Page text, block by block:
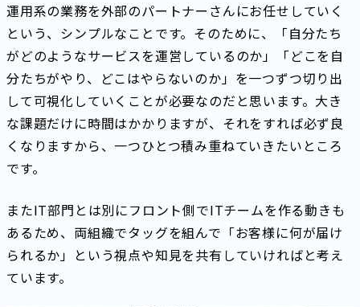
運用系の業務を外部のパートナーさんにお任せしていく
という、シンプルなことです。そのために、「自分たち
がどのようなサービスを運営しているのか」「どこを自
分たちがやり、どこはやらないのか」を一つずつ切り出
して可視化していくことが必要なのだと思います。大き
な課題だけに時間はかかりますが、それをすれば必ず良
くなりますから、一つひとつ積み重ねていきたいところ
です。
またIT部門とは別にフロント側でITチームを作る動きも
あるため、両組織でタッグを組んで「お客様に何が届け
られるか」という視点や知見を共有していければと考え
ています。